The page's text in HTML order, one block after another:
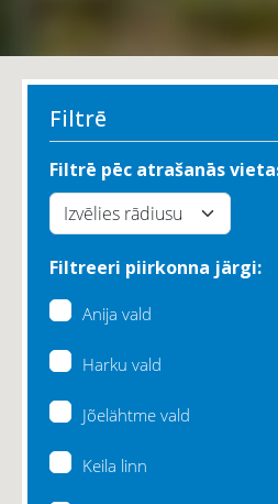
Filtrē
Filtrē pēc atrašanās
Filtreeri piirkonna järgi:
Anija vald
Harku vald
Jõelähtme vald
Keila linn